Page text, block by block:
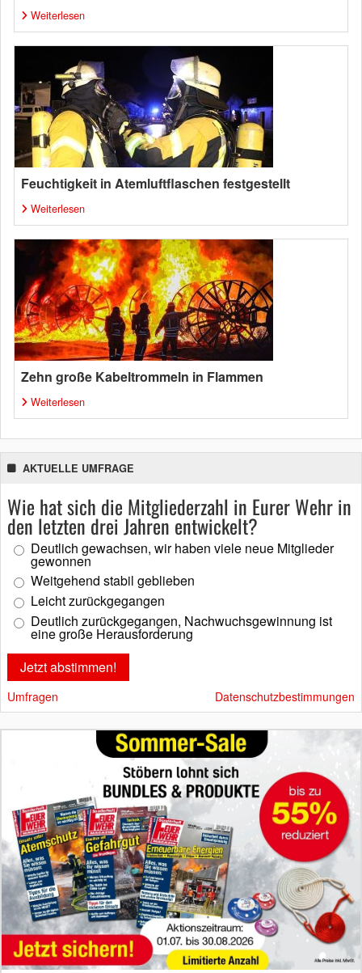
Weiterlesen
Feuchtigkeit in Atemluftflaschen festgestellt
Weiterlesen
Zehn große Kabeltrommeln in Flammen
Weiterlesen
AKTUELLE UMFRAGE
Wie hat sich die Mitgliederzahl in Eurer Wehr in
den letzten drei Jahren entwickelt?
Deutlich gewachsen, wir haben viele neue Mitglieder
gewonnen
Weitgehend stabil geblieben
Leicht zurückgegangen
Deutlich zurückgegangen, Nachwuchsgewinnung ist
eine große Herausforderung
Umfragen Datenschutzbestimmungen